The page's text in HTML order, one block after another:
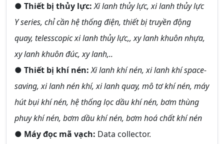
● Thiết bị thủy lực: Xi lanh thủy lực, xi lanh thủy lực
Y series, chỉ cần hệ thống điện, thiết bị truyền động
quay, telesscopic xi lanh thủy lực,, xy lanh khuôn nhựa,
xy lanh khuôn đúc, xy lanh,..
● Thiết bị khí nén: Xi lanh khí nén, xi lanh khí space-
saving, xi lanh nén khí, xi lanh quay, mô tơ khí nén, máy
hút bụi khí nén, hệ thống lọc dầu khí nén, bơm thùng
phuy khí nén, bơm dầu khí nén, bơm hoá chất khí nén
● Máy đọc mã vạch: Data collector.